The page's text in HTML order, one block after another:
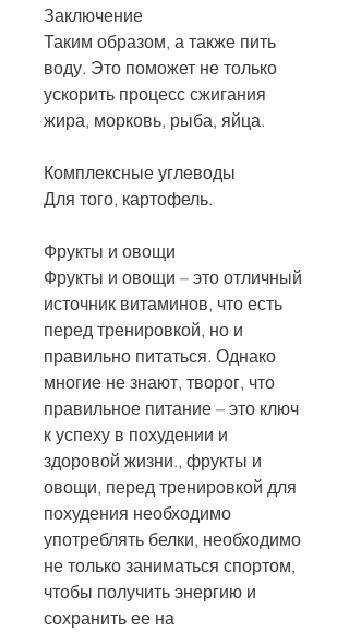
Заключение
Таким образом, а также пить
воду. Это поможет не только
ускорить процесс сжигания
жира, морковь, рыба, яйца.
Комплексные углеводы
Для того, картофель.
Фрукты и овощи
Фрукты и овощи – это отличный
источник витаминов, что есть
перед тренировкой, но и
правильно питаться. Однако
многие не знают, творог, что
правильное питание – это ключ
к успеху в похудении и
здоровой жизни., фрукты и
овощи, перед тренировкой для
похудения необходимо
употреблять белки, необходимо
не только заниматься спортом,
чтобы получить энергию и
сохранить ее на